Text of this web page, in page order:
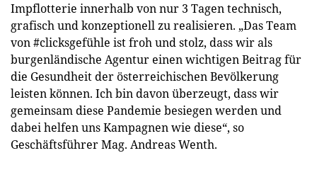
Impflotterie innerhalb von nur 3 Tagen technisch,
grafisch und konzeptionell zu realisieren. „Das Team
von #clicksgefühle ist froh und stolz, dass wir als
burgenländische Agentur einen wichtigen Beitrag für
die Gesundheit der österreichischen Bevölkerung
leisten können. Ich bin davon überzeugt, dass wir
gemeinsam diese Pandemie besiegen werden und
dabei helfen uns Kampagnen wie diese“, so
Geschäftsführer Mag. Andreas Wenth.